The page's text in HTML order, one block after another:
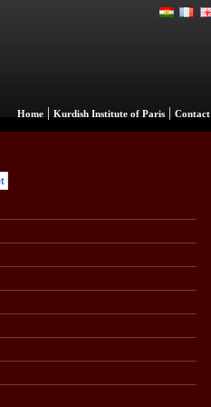
Home | Kurdish Institute of Paris | Contact